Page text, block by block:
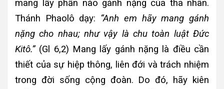
mang lấy phần nào gánh nặng của tha nhân.
Thánh Phaolô dạy: “Anh em hãy mang gánh
nặng cho nhau; như vậy là chu toàn luật Đức
Kitô.”(Gl 6,2) Mang lấy gánh nặng là điều cần
thiết của sự hiệp thông, liên đới và trách nhiệm
trong đời sống cộng đoàn. Do đó, hãy kiên